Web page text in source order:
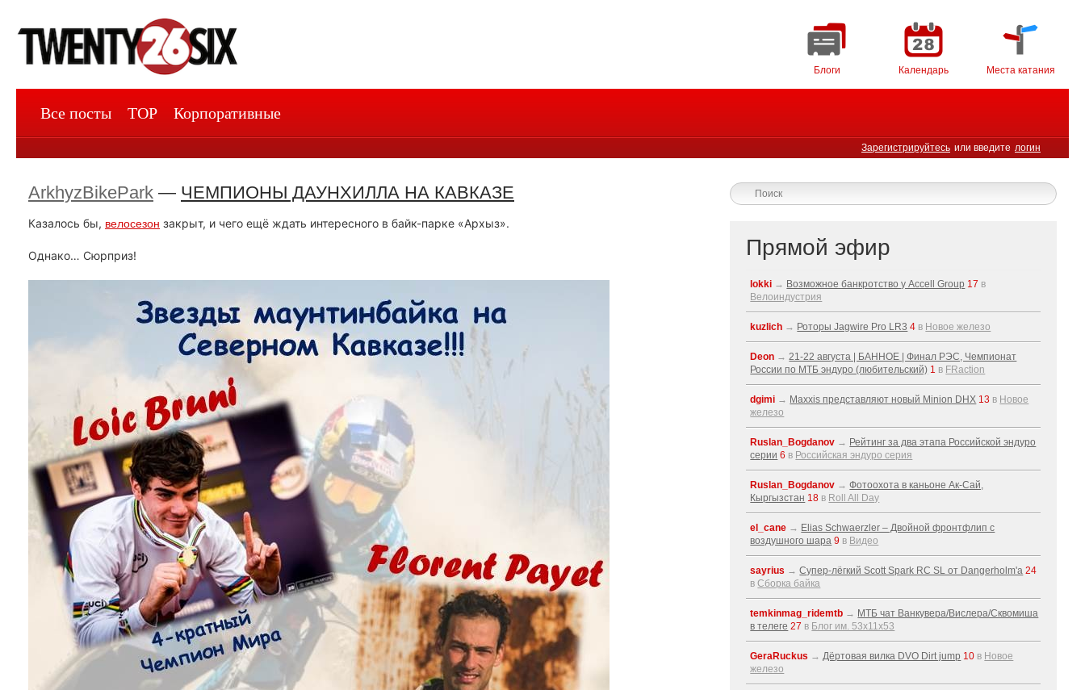
Блоги Календарь Места катания
Зарегистрируйтесь или введите логин
Все посты TOP Корпоративные
ArkhyzBikePark — ЧЕМПИОНЫ ДАУНХИЛЛА НА КАВКАЗЕ
Казалось бы, велосезон закрыт, и чего ещё ждать интересного в байк-парке «Архыз».
Однако… Сюрприз! Прямой эфир
lokki → Возможное банкротство у Accell Group 17 в
Велоиндустрия
kuzlich → Роторы Jagwire Pro LR3 4 в Новое железо
Deon →21-22 августа | БАННОЕ | Финал РЭС, Чемпионат
России по МТБ эндуро (любительский) 1 в FRaction
dgimi → Maxxis представляют новый Minion DHX 13 в Новое
железо
Ruslan_Bogdanov → Рейтинг за два этапа Российской эндуро
серии 6 в Российская эндуро серия
Ruslan_Bogdanov →Фотоохота в каньоне Ак-Cай,
Кыргызстан 18 в Roll All Day
el_cane → Elias Schwaerzler – Двойной фронтфлип с
воздушного шара 9 в Видео
sayrius →Супер-лёгкий Scott Spark RC SL от Dangerholm'a 24
вСборка байка
temkinmag_ridemtb → МТБ чат Ванкувера/Вислера/Сквомиша
в телеге 27 в Блог им. 53x11x53
GeraRuckus →Дёртовая вилка DVO Dirt jump 10 в Новое
железо